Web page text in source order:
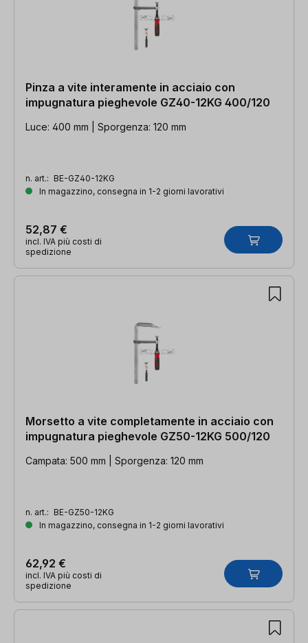
Pinza a vite interamente in acciaio con
impugnatura pieghevole GZ40-12KG 400/120
Luce: 400 mm | Sporgenza: 120 mm
n. art.: BE-GZ40-12KG
In magazzino, consegna in 1-2 giorni lavorativi
52,87 €
incl. IVA più costi di
spedizione
Morsetto a vite completamente in acciaio con
impugnatura pieghevole GZ50-12KG 500/120
Campata: 500 mm | Sporgenza: 120 mm
n. art.: BE-GZ50-12KG
In magazzino, consegna in 1-2 giorni lavorativi
62,92 €
incl. IVA più costi di
spedizione